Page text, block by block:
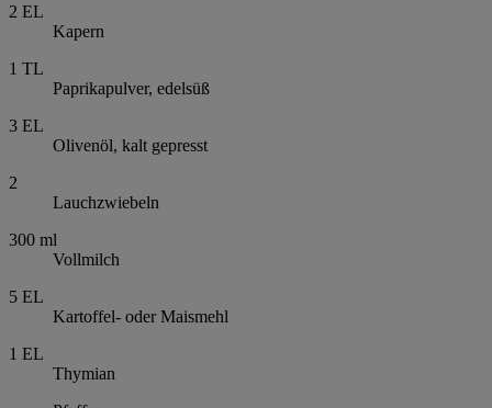
2 EL
Kapern
1 TL
Paprikapulver, edelsüß
3 EL
Olivenöl, kalt gepresst
2
Lauchzwiebeln
300 ml
Vollmilch
5 EL
Kartoffel- oder Maismehl
1 EL
Thymian